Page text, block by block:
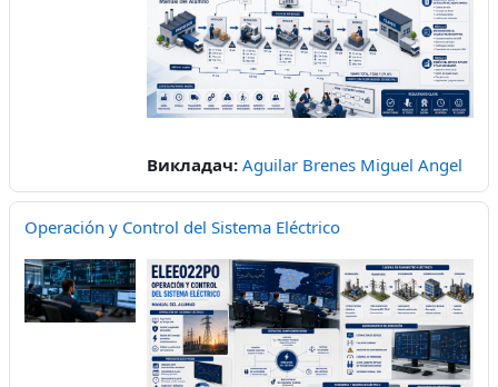
Викладач: Aguilar Brenes Miguel Angel
Operación y Control del Sistema Eléctrico